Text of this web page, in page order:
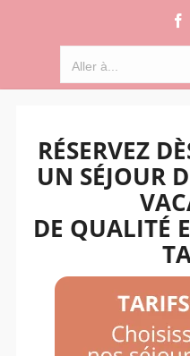
Aller à...
RÉSERVEZ
UN SÉJOUR
DE QUALITÉ